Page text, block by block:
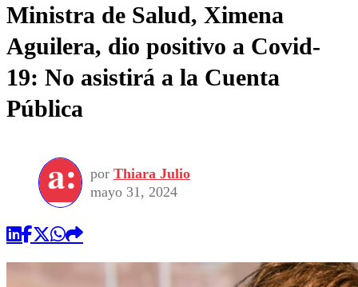
Ministra de Salud, Ximena
Aguilera, dio positivo a Covid-
19: No asistirá a la Cuenta
Pública
por Thiara Julio
mayo 31, 2024